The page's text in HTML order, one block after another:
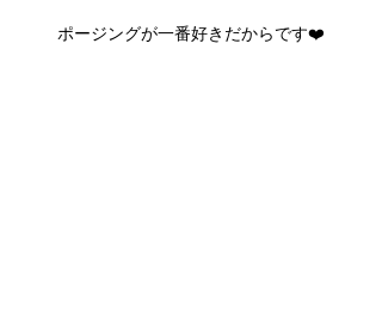
ポージングが一番好きだからです❤️